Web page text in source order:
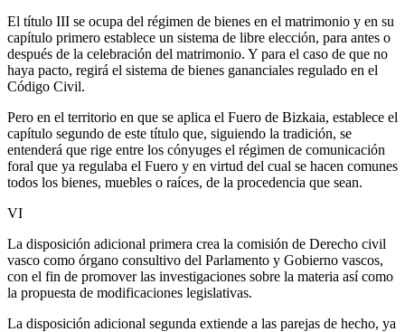
El título III se ocupa del régimen de bienes en el matrimonio y en su
capítulo primero establece un sistema de libre elección, para antes o
después de la celebración del matrimonio. Y para el caso de que no
haya pacto, regirá el sistema de bienes gananciales regulado en el
Código Civil.
Pero en el territorio en que se aplica el Fuero de Bizkaia, establece el
capítulo segundo de este título que, siguiendo la tradición, se
entenderá que rige entre los cónyuges el régimen de comunicación
foral que ya regulaba el Fuero y en virtud del cual se hacen comunes
todos los bienes, muebles o raíces, de la procedencia que sean.
VI
La disposición adicional primera crea la comisión de Derecho civil
vasco como órgano consultivo del Parlamento y Gobierno vascos,
con el fin de promover las investigaciones sobre la materia así como
la propuesta de modificaciones legislativas.
La disposición adicional segunda extiende a las parejas de hecho, ya